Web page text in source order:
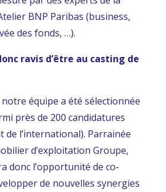
BNP Paribas (business,
des fonds, …).
ravis d’être au casting de
équipe a été sélectionnée
près de 200 candidatures
de l’international). Parrainée
d’exploitation Groupe,
donc l’opportunité de co-
de nouvelles synergies